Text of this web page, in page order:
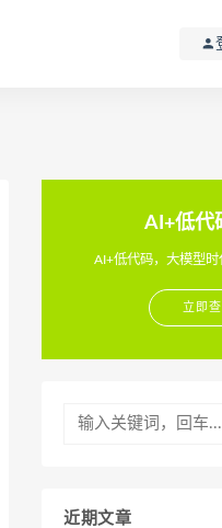
AI+低代
AI+低代码，大模型
立即
近期文章